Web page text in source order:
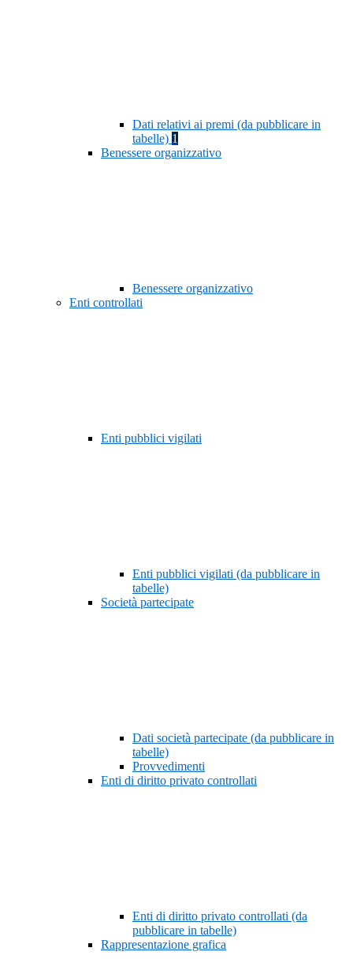
Dati relativi ai premi (da pubblicare in
tabelle) 1
Benessere organizzativo
Benessere organizzativo
Enti controllati
Enti pubblici vigilati
Enti pubblici vigilati (da pubblicare in
tabelle)
Società partecipate
Dati società partecipate (da pubblicare in
tabelle)
Provvedimenti
Enti di diritto privato controllati
Enti di diritto privato controllati (da
pubblicare in tabelle)
Rappresentazione grafica